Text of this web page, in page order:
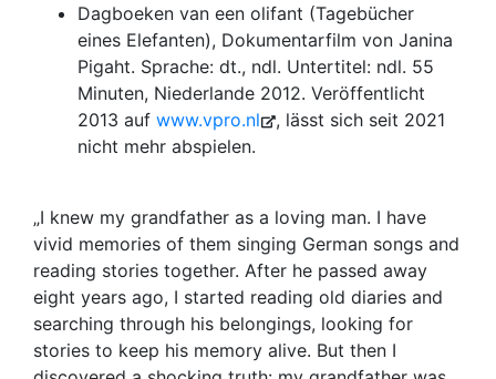
Dagboeken van een olifant (Tagebücher
eines Elefanten), Dokumentarfilm von Janina
Pigaht. Sprache: dt., ndl. Untertitel: ndl. 55
Minuten, Niederlande 2012. Veröffentlicht
2013 auf www.vpro.nl
, lässt sich seit 2021
nicht mehr abspielen.
„I knew my grandfather as a loving man. I have
vivid memories of them singing German songs and
reading stories together. After he passed away
eight years ago, I started reading old diaries and
searching through his belongings, looking for
stories to keep his memory alive. But then I